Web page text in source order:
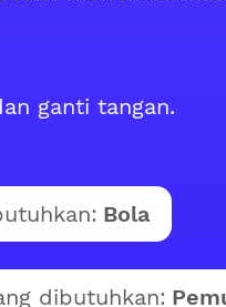
ganti tangan.
Bola
dibutuhkan: